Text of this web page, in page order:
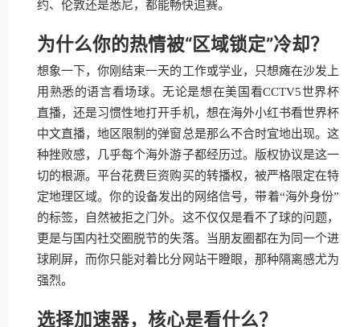
约、伦敦还是悉尼，都能畅快追赛。
为什么你的热情被“区域锁定”冷却？
想象一下，你刚结束一天的工作或学业，只想瘫在沙发上
用熟悉的语言看场球。无论是想在美国看CCTV5世界杯
直播，还是习惯性地打开手机，想在海外小红书看世界杯
中文直播，地区限制的弹窗总是那么不合时宜地出现。这
种挫败感，几乎每个海外游子都经历过。版权协议是这一
切的根源。平台花费巨资购买的转播权，被严格限定在特
定地理区域。你的设备发出的网络信号，带着“海外身份”
的标签，自然被拒之门外。这不仅仅是看不了球的问题，
更是与国内社交圈脱节的失落。当朋友圈都在为同一个进
球刷屏，而你只能对着比分网站干瞪眼，那种隔离感尤为
强烈。
选择加速器，核心是看什么？